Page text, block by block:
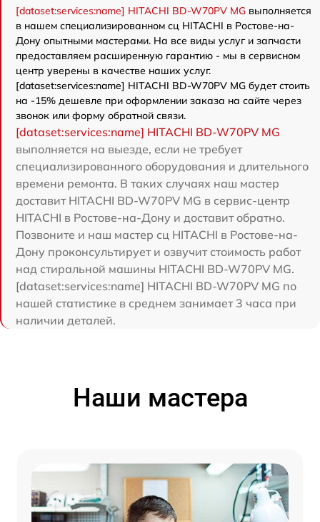
[dataset:services:name] HITACHI BD-W70PV MG выполняется
в нашем специализированном сц HITACHI в Ростове-на-
Дону опытными мастерами. На все виды услуг и запчасти
предоставляем расширенную гарантию - мы в сервисном
центр уверены в качестве наших услуг.
[dataset:services:name] HITACHI BD-W70PV MG будет стоить
на -15% дешевле при оформлении заказа на сайте через
звонок или форму обратной связи.
[dataset:services:name] HITACHI BD-W70PV MG
выполняется на выезде, если не требует
специализированного оборудования и длительного
времени ремонта. В таких случаях наш мастер
доставит HITACHI BD-W70PV MG в сервис-центр
HITACHI в Ростове-на-Дону и доставит обратно.
Позвоните и наш мастер сц HITACHI в Ростове-на-
Дону проконсультирует и озвучит стоимость работ
над стиральной машины HITACHI BD-W70PV MG.
[dataset:services:name] HITACHI BD-W70PV MG по
нашей статистике в среднем занимает 3 часа при
наличии деталей.
Наши мастера